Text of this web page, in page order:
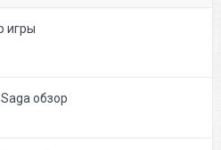
игры
обзор